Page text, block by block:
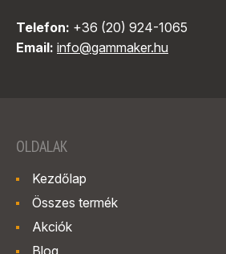
Telefon: +36 (20) 924-1065
Email: info@gammaker.hu
OLDALAK
Kezdőlap
Összes termék
Akciók
Blog